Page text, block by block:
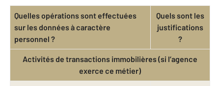
Quelles opérations sont effectuées
sur les données à caractère
personnel ?
Quels sont les
justifications
?
Activités de transactions immobilières (si l’agence
exerce ce métier)